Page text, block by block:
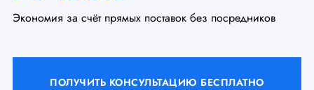
Экономия за счёт прямых поставок без посредников
ПОЛУЧИТЬ КОНСУЛЬТАЦИЮ БЕСПЛАТНО